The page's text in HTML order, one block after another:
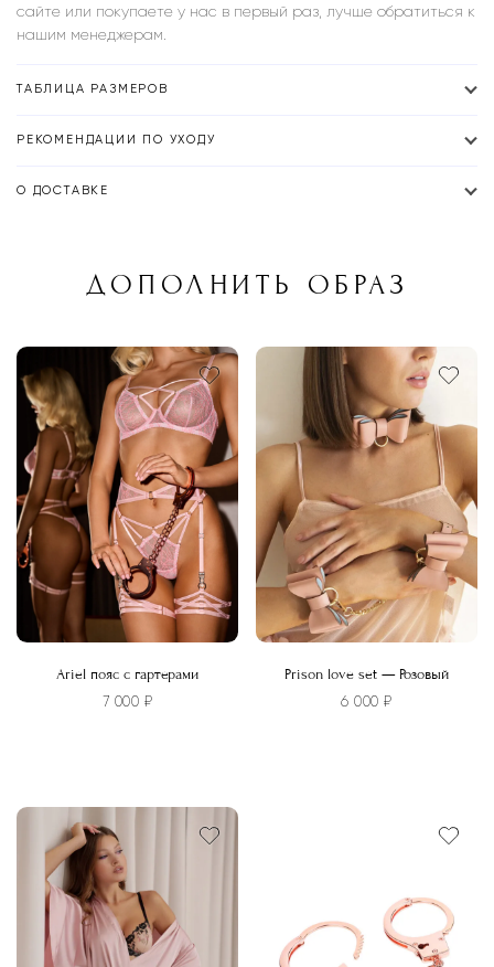
сайте или покупаете у нас в первый раз, лучше обратиться к
нашим менеджерам.
ТАБЛИЦА РАЗМЕРОВ
РЕКОМЕНДАЦИИ ПО УХОДУ
О ДОСТАВКЕ
ДОПОЛНИТЬ ОБРАЗ
Ariel пояс с гартерами
7 000 ₽
имеет
несколько
вариаций.
Опции
можно
выбрать
Prison love set — Розовый
6 000₽